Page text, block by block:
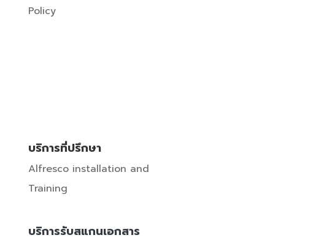
บริการที่ปรึกษา
Alfresco installation and
Training
บริการรับสแกนเอกสาร
Policy